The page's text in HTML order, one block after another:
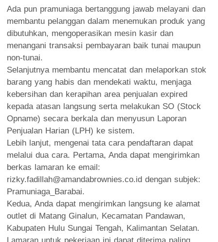
Ada pun pramuniaga bertanggung jawab melayani dan
membantu pelanggan dalam menemukan produk yang
dibutuhkan, mengoperasikan mesin kasir dan
menangani transaksi pembayaran baik tunai maupun
non-tunai.
Selanjutnya membantu mencatat dan melaporkan stok
barang yang habis dan mendekati waktu, menjaga
kebersihan dan kerapihan area penjualan expired
kepada atasan langsung serta melakukan SO (Stock
Opname) secara berkala dan menyusun Laporan
Penjualan Harian (LPH) ke sistem.
Lebih lanjut, mengenai tata cara pendaftaran dapat
melalui dua cara. Pertama, Anda dapat mengirimkan
berkas lamaran ke email:
rizky.fadillah@amandabrownies.co.id dengan subjek:
Pramuniaga_Barabai.
Kedua, Anda dapat mengirimkan langsung ke alamat
outlet di Matang Ginalun, Kecamatan Pandawan,
Kabupaten Hulu Sungai Tengah, Kalimantan Selatan.